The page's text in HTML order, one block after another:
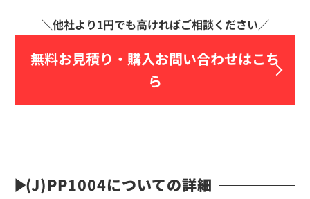
無料お見積り・ 購入お問い合わせはこち
ら
(J)PP1004についての詳細